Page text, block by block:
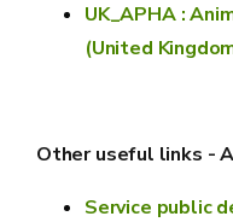
UK_APHA :
(United
Other useful links -
Service public